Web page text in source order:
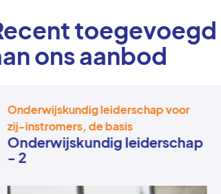
toegevoegd
ons aanbod
Onderwijskundig leiderschap voor
zij-instromers, de basis
Onderwijskundig leiderschap
- 2